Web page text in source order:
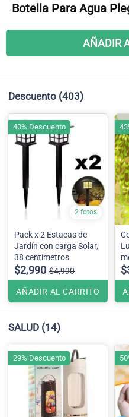
Botella Para Agua
AÑADIR
Descuento (403)
2 fotos
Pack x 2 Estacas de
Jardín con carga Solar,
38 centímetros
$2,990 $4,990
AÑADIR AL CARRITO
40% Descuento
SALUD (14)
29% Descuento